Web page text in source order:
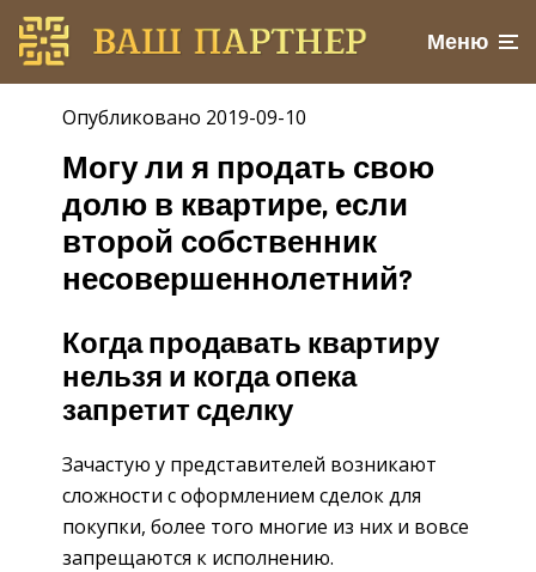
Меню
Опубликовано 2019-09-10
Могу ли я продать свою
долю в квартире, если
второй собственник
несовершеннолетний?
Когда продавать квартиру
нельзя и когда опека
запретит сделку
Зачастую у представителей возникают
сложности с оформлением сделок для
покупки, более того многие из них и вовсе
запрещаются к исполнению.